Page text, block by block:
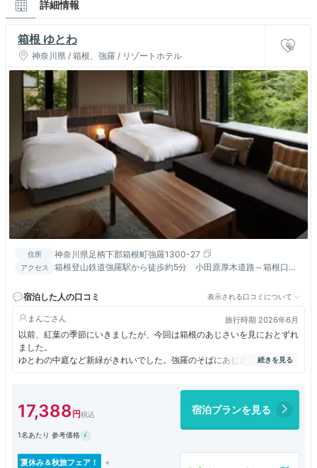
詳細情報
箱根 ゆとわ
神奈川県 / 箱根、強羅 / リゾートホテル
住所 神奈川県足柄下郡箱根町強羅1300-27
アクセス
箱根登山鉄道強羅駅から徒歩約5分 小田原厚木道路～箱根口よ
宿泊した人の口コミ
表示される口コミについて
まんご 旅行時期 2026年6月
以前、紅葉の季節にいきましたが、今回は箱根のあじさいを見におとずれ
ました。
ゆとわの中庭など新緑がきれいでした。強羅のそばにあじさいは咲いてい
ますが、館内にあじさいはありませんでした。
ジや中庭を中心に集い、お気に入りの場所。コンドミニアム棟は、温泉が
楽しめるビューバスが付いたコンドミニアムタイプの宿泊施設です。自分
はホテル棟に宿泊。
す。
17,388 宿泊プランを見る
1名あたり 参考価格
夏休み＆秋旅フェア！